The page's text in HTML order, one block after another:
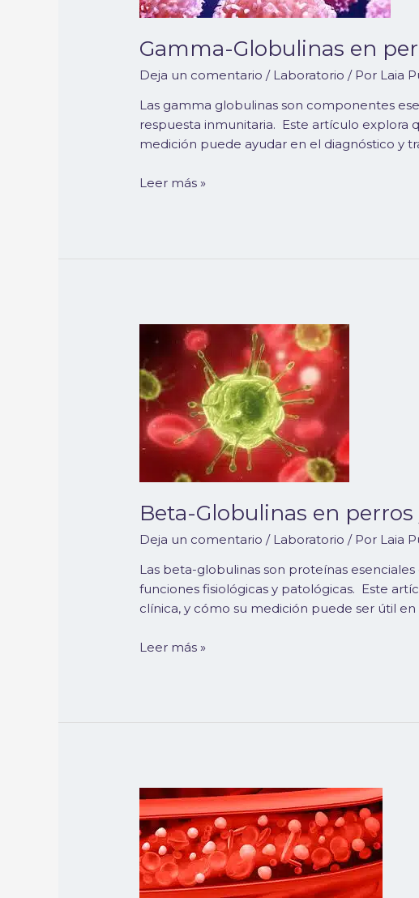
Gamma-Globulinas en
Deja un comentario / Laboratorio / Por Laia
Las gamma globulinas son componentes
respuesta inmunitaria. Este artículo explora
medición puede ayudar en el diagnóstico y
Un
exhaustivo
Leer más »
Beta-Globulinas en
Deja un comentario / Laboratorio / Por Laia
Las beta-globulinas son proteínas
funciones fisiológicas y patológicas. Este
clínica, y cómo su medición puede ser útil
Globulinas
en
perros
y
gatos:
Un
análisis
Leer más »
Alfa-
Globulinas
en
perros
y
gatos: